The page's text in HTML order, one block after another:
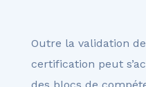
Outre la validation
certification peut